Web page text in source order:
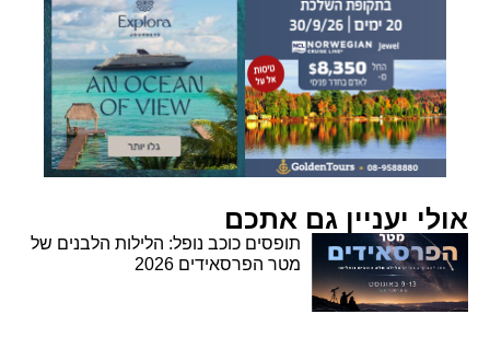
אולי יעניין גם אתכם
תופסים כוכב נופל: הלילות הלבנים של
מטר הפרסאידים 2026